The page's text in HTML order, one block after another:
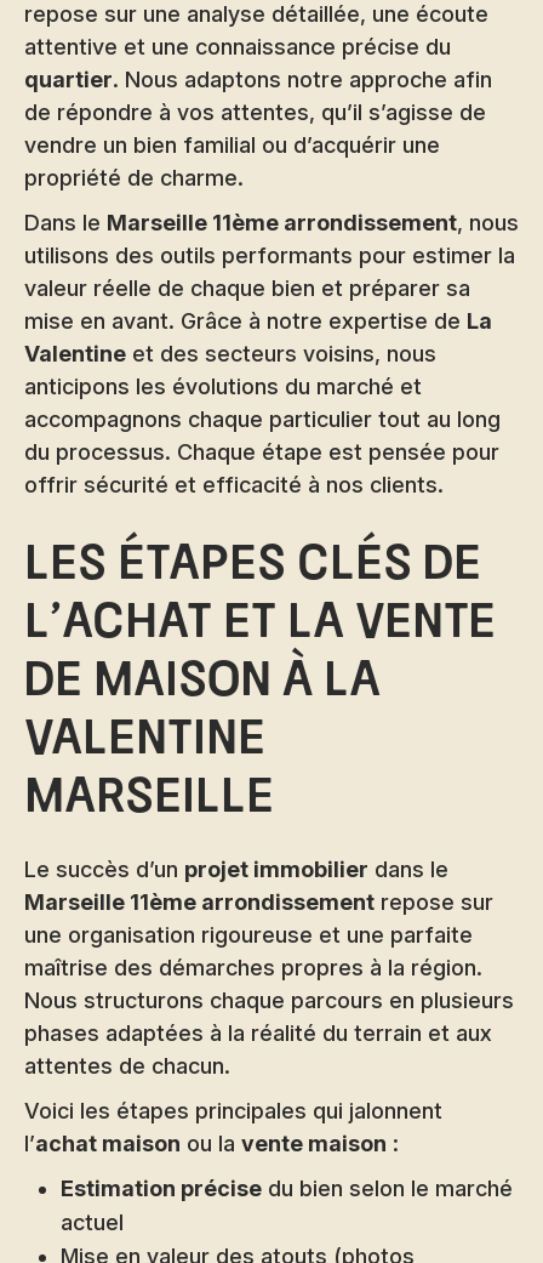
repose sur une analyse détaillée, une écoute
attentive et une connaissance précise du
quartier. Nous adaptons notre approche afin
de répondre à vos attentes, qu’il s’agisse de
vendre un bien familial ou d’acquérir une
propriété de charme.
Dans le Marseille 11ème arrondissement, nous
utilisons des outils performants pour estimer la
valeur réelle de chaque bien et préparer sa
mise en avant. Grâce à notre expertise de La
Valentine et des secteurs voisins, nous
anticipons les évolutions du marché et
accompagnons chaque particulier tout au long
du processus. Chaque étape est pensée pour
offrir sécurité et efficacité à nos clients.
Les étapes clés de
l’achat et la vente
de maison à La
Valentine
Marseille
Le succès d’un projet immobilier dans le
Marseille 11ème arrondissement repose sur
une organisation rigoureuse et une parfaite
maîtrise des démarches propres à la région.
Nous structurons chaque parcours en plusieurs
phases adaptées à la réalité du terrain et aux
attentes de chacun.
Voici les étapes principales qui jalonnent
l’achat maison ou la vente maison :
Estimation précise du bien selon le marché
actuel
Mise en valeur des atouts (photos